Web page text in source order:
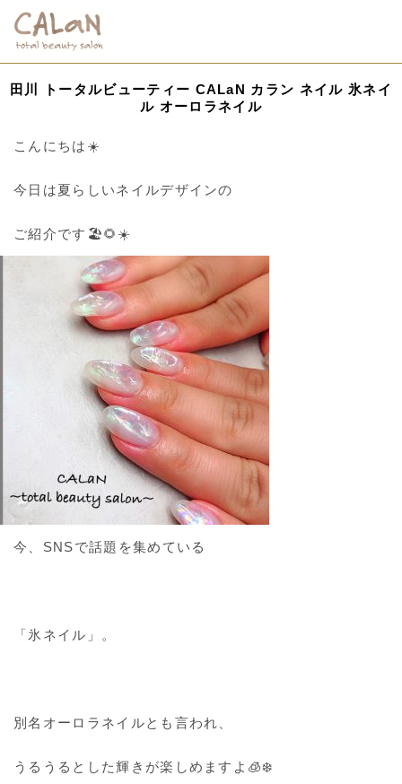
田川 トータルビューティー CALaN カラン ネイル 氷ネイ
ル オーロラネイル
こんにちは☀️
今日は夏らしいネイルデザインの
ご紹介です🏖🌻☀️
今、SNSで話題を集めている
「氷ネイル」。
別名オーロラネイルとも言われ、
うるうるとした輝きが楽しめますよ🧊❄️